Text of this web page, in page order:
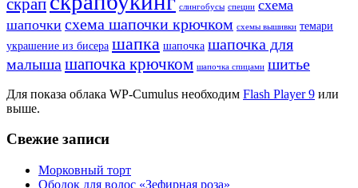
слингобусы специи схема
шапочки схема шапочки крючком схемы вышивки темари
украшение из бисера шапка шапочка шапочка для
малыша шапочка крючком шапочка спицами шитье
Для показа облака WP-Cumulus необходим Flash Player 9 или
выше.
Свежие записи
Морковный торт
Ободок для волос «Зефирная роза»